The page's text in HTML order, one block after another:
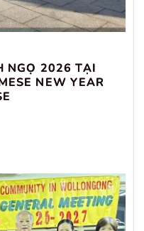
NGỌ 2026 TẠI
NEW YEAR